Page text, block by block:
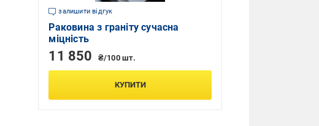
залишити відгук
Раковина з граніту сучасна
міцність
11 850 ₴/100 шт.
КУПИТИ